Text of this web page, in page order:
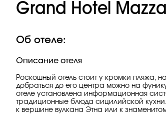
Grand Hotel
Об отеле:
Описание отеля
Роскошный отель стоит у кромки пляжа,
добраться до его центра можно на
отеле установлена информационная
традиционные блюда сицилийской
к вершине вулкана Этна или к